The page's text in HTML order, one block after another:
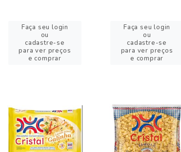
Faça seu login
ou
cadastre-se
para ver preços
e comprar
Faça seu login
ou
cadastre-se
para ver preços
e comprar